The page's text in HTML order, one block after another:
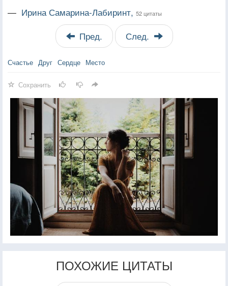
— Ирина Самарина-Лабиринт, 52 цитаты
Пред. След.
Счастье Друг Сердце Место
Сохранить
ПОХОЖИЕ ЦИТАТЫ